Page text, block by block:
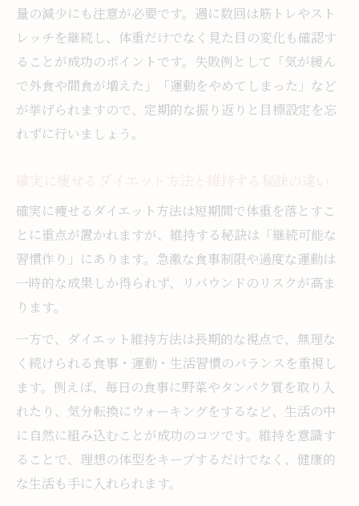
量の減少にも注意が必要です。週に数回は筋トレやスト
レッチを継続し、体重だけでなく見た目の変化も確認す
ることが成功のポイントです。失敗例として「気が緩ん
で外食や間食が増えた」「運動をやめてしまった」など
が挙げられますので、定期的な振り返りと目標設定を忘
れずに行いましょう。
確実に痩せるダイエット方法と維持する秘訣の違い
確実に痩せるダイエット方法は短期間で体重を落とすこ
とに重点が置かれますが、維持する秘訣は「継続可能な
習慣作り」にあります。急激な食事制限や過度な運動は
一時的な成果しか得られず、リバウンドのリスクが高ま
ります。
一方で、ダイエット維持方法は長期的な視点で、無理な
く続けられる食事・運動・生活習慣のバランスを重視し
ます。例えば、毎日の食事に野菜やタンパク質を取り入
れたり、気分転換にウォーキングをするなど、生活の中
に自然に組み込むことが成功のコツです。維持を意識す
ることで、理想の体型をキープするだけでなく、健康的
な生活も手に入れられます。